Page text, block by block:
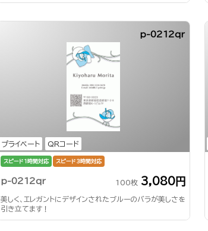
プライベート QRコード
p-0212qr
スピード1時間対応 スピード3時間対応
p-0212qr 100枚 3,080円
美しく、エレガントにデザインされたブルーのバラが美しさを
引き立てます！